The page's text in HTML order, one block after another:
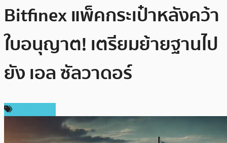
Bitfinex แพ็คกระเป๋าหลังคว้า
ใบอนุญาต! เตรียมย้ายฐานไป
ยัง เอล ซัลวาดอร์